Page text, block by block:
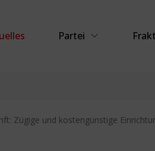
Partei
Zügige und kostengünstige